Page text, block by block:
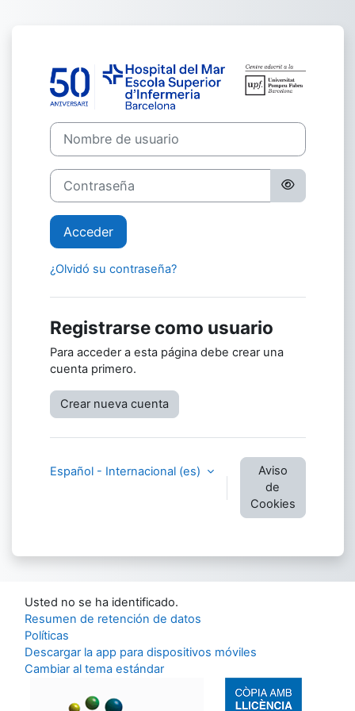
Entrar a
Nombre de usuario
Contraseña
Acceder
¿Olvidó su contraseña?
Registrarse como usuario
Para acceder a esta página debe crear una
cuenta primero.
Crear nueva cuenta
Español - Internacional ‎(es)‎
Aviso
de
Cookies
Usted no se ha identificado.
Resumen de retención de datos
Políticas
Descargar la app para dispositivos móviles
Cambiar al tema estándar